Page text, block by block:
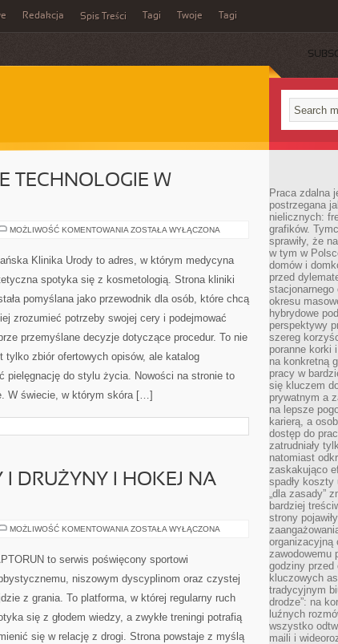
Redakcja Spis Treści Tagi Twoje Tagi
TECHNOLOGIE W
MOŻLIWOŚĆ KOMENTOWANIA BLOG
TECHNOLOGIE
W
ZOSTAŁA WYŁĄCZONA
Klinika Urody to adres, w którym medycyna
spotyka się z kosmetologią. Strona kliniki
pomyślana jako przewodnik dla osób, które chcą
zrozumieć potrzeby swojej cery i podejmować
przemyślane decyzje dotyczące procedur. To nie
tylko zbiór ofertowych opisów, ale katalog
pielęgnację do stylu życia. Nowości na stronie to
W świecie, w którym skóra […]
DRUŻYNY I HOKEJ NA
MOŻLIWOŚĆ KOMENTOWANIA SŁAWNI
I
NA
ZOSTAŁA WYŁĄCZONA
to serwis poświęcony sportowi
niszowym dyscyplinom oraz czystej
z grania. To platforma, w której regularny ruch
się z głodem wiedzy, a zwykłe treningi potrafią
się w relację z drogi. Strona powstaje z myślą
Praca zdalna
postrzegana
nielicznych:
grafików.
sprawiły, że
w tym w
domów i
przed
okresu
hybrydowe
perspektywy
szereg
poranne korki
na konkretną
pracy w
się kluczem
prywatnym a
na lepsze
karierą, a
dostęp do
zatrudniały
natomiast
zaskakująco
spadły
„dla zasady”
bardziej
strony
organizacyjną
zawodowemu
godziny przed
kluczowych
tradycyjnym
drodze”: na
luźnych
wszystko
maili i